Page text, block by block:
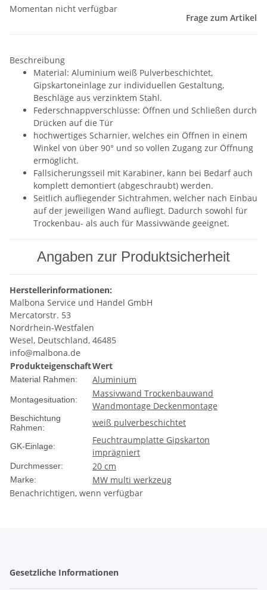
Momentan nicht verfügbar
Frage zum Artikel
Beschreibung
Material: Aluminium weiß Pulverbeschichtet,
Gipskartoneinlage zur individuellen Gestaltung,
Beschläge aus verzinktem Stahl.
Federschnappverschlüsse: Öffnen und Schließen durch
Drücken auf die Tür
hochwertiges Scharnier, welches ein Öffnen in einem
Winkel von über 90° und so vollen Zugang zur Öffnung
ermöglicht.
Fallsicherungsseil mit Karabiner, kann bei Bedarf auch
komplett demontiert (abgeschraubt) werden.
Seitlich aufliegender Sichtrahmen, welcher nach Einbau
auf der jeweiligen Wand aufliegt. Dadurch sowohl für
Trockenbau- als auch für Massivwände geeignet.
Angaben zur Produktsicherheit
Herstellerinformationen:
Malbona Service und Handel GmbH
Mercatorstr. 53
Nordrhein-Westfalen
Wesel, Deutschland, 46485
info@malbona.de
ProdukteigenschaftWert
Material Rahmen: Aluminium
Montagesituation:
Massivwand Trockenbauwand
Wandmontage Deckenmontage
Beschichtung
Rahmen:
weiß pulverbeschichtet
GK-Einlage:
Feuchtraumplatte Gipskarton
imprägniert
Durchmesser: 20 cm
Marke:
MW multi werkzeug
Benachrichtigen, wenn verfügbar
Gesetzliche Informationen